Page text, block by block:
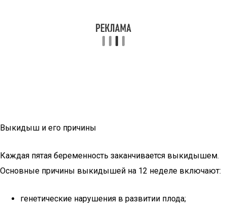
Выкидыш и его причины
Каждая пятая беременность заканчивается выкидышем.
Основные причины выкидышей на 12 неделе включают:
генетические нарушения в развитии плода;